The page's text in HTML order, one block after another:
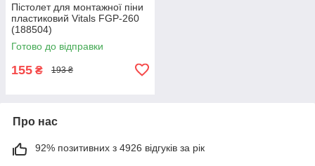
Пістолет для монтажної піни
пластиковий Vitals FGP-260
(188504)
Готово до відправки
155 ₴ 193 ₴
Про нас
92% позитивних з 4926 відгуків за рік